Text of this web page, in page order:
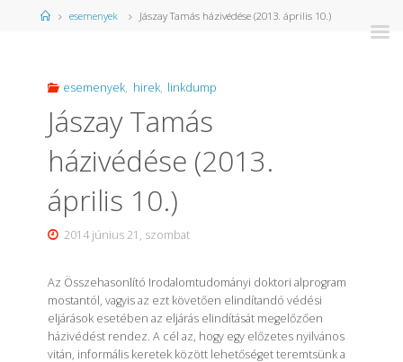
Kezdőlapesemenyek Jászay Tamás házivédése (2013. április 10.)
esemenyek, hirek, linkdump
Jászay Tamás
házivédése (2013.
április 10.)
2014 június 21, szombat
Az Összehasonlító Irodalomtudományi doktori alprogram
mostantól, vagyis az ezt követően elindítandó védési
eljárások esetében az eljárás elindítását megelőzően
házivédést rendez. A cél az, hogy egy előzetes nyilvános
vitán, informális keretek között lehetőséget teremtsünk a